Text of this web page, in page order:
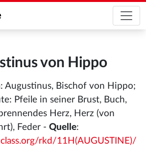
von Hippo
: Augustinus, Bischof von Hippo;
Pfeile in seiner Brust, Buch,
Herz, Herz (von
Feder - Quelle:
rkd/11H(AUGUSTINE)/